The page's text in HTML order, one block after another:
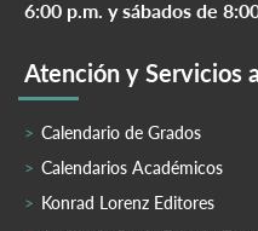
6:00 p.m. y sábados de
Atención y Servicios
Calendario de Grados
Calendarios Académicos
Konrad Lorenz Editores